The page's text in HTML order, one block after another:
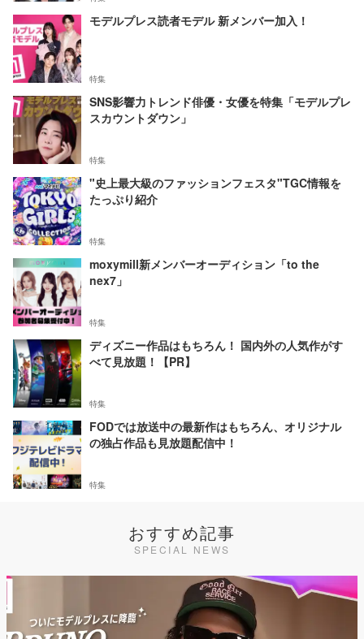
モデルプレス読者モデル 新メンバー加入！
特集
SNS影響力トレンド俳優・女優を特集「モデルプレ
スカウントダウン」
特集
"史上最大級のファッションフェスタ"TGC情報を
たっぷり紹介
特集
moxymill新メンバーオーディション「to the
nex7」
特集
ディズニー作品はもちろん！ 国内外の人気作がす
べて見放題！【PR】
特集
FODでは放送中の最新作はもちろん、オリジナル
の独占作品も見放題配信中！
特集
おすすめ記事
SPECIAL NEWS